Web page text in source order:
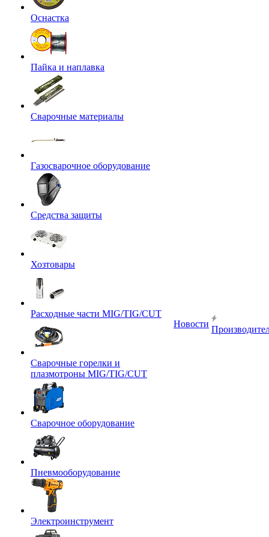
Оснастка
Пайка и наплавка
Сварочные материалы
Газосварочное оборудование
Средства защиты
Хозтовары
Расходные части MIG/TIG/CUT
Сварочные горелки и
плазмотроны MIG/TIG/CUT
Сварочное оборудование
Пневмооборудование
Электроинструмент
Новости